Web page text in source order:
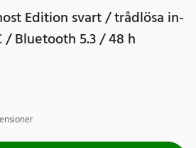
Edition svart / trådlösa in-
Bluetooth 5.3 / 48 h